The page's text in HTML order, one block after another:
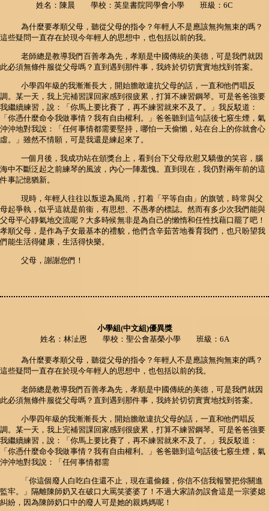
姓名：陳晨 學校：英皇書院同學會小學 班級：6C
為什麼要孝順父母，聽從父母的指令？年輕人不是應該無拘無束的嗎？
這些疑問一直存在於現今年輕人的思想中，也包括以前的我。
老師總是教導我們百善孝為先，孝順是中國傳統的美德，可是我們就因
此必須無條件服從父母嗎？直到遇到那件事，我終於切切實實地找到答案。
小學四年級的我漸漸長大，開始膽敢違抗父母的話，一直和他們唱反
調。某一天，我上完補習課回家感到很疲累，打算不練習鋼琴。可是爸爸強要
我繼續練習，說：「你馬上要比賽了，再不練習就來不及了。」我反駁道：
「你憑什麼命令我做事情？我有自由權利。」爸爸聽到這句話後七竅生煙，氣
沖沖地對我說：「任何事情都需要堅持，哪怕一天偷懶，站在台上的你就會心
虛。」雖然不情願，可是我還是練起來了。
一個月後，我成功站在頒獎台上，看到台下父母欣慰又驕傲的笑容，腦
海中不斷泛起之前練琴的風波，內心一陣羞愧。直到現在，我仍對兩年前的這
件事記憶猶新。
現時，年輕人往往以叛逆為風尚，打着「平等自由」的旗號，時常與父
母起爭執，似乎這就是前衞，有思想、不愚孝的標誌。然而有多少次我們能與
父母平心靜氣地交流呢？大多時候無非是為自己的懶惰和任性找藉口罷了吧！
孝順父母，是作為子女最基本的禮貌，他們含辛茹苦地養育我們，也只盼望我
們能生活得健康，生活得快樂。
父母，謝謝您們！
小學組(中文組)優異獎
姓名：林沚恩 學校：聖公會基榮小學 班級：6A
為什麼要孝順父母，聽從父母的指令？年輕人不是應該無拘無束的嗎？
這些疑問一直存在於現今年輕人的思想中，也包括以前的我。
老師總是教導我們百善孝為先，孝順是中國傳統的美德，可是我們就因
此必須無條件服從父母嗎？直到遇到那件事，我終於切切實實地找到答案。
小學四年級的我漸漸長大，開始膽敢違抗父母的話，一直和他們唱反
調。某一天，我上完補習課回家感到很疲累，打算不練習鋼琴。可是爸爸強要
我繼續練習，說：「你馬上要比賽了，再不練習就來不及了。」我反駁道：
「你憑什麼命令我做事情？我有自由權利。」爸爸聽到這句話後七竅生煙，氣
沖沖地對我說：「任何事情都需
「你這個廢人白吃白住還不止，現在還偷錢，你信不信我報警把你關進
監牢。」隔離陳師奶又在破口大罵笑婆婆了！不過大家請勿誤會這是一宗婆媳
糾紛，因為陳師奶口中的廢人可是她的親媽媽呢！